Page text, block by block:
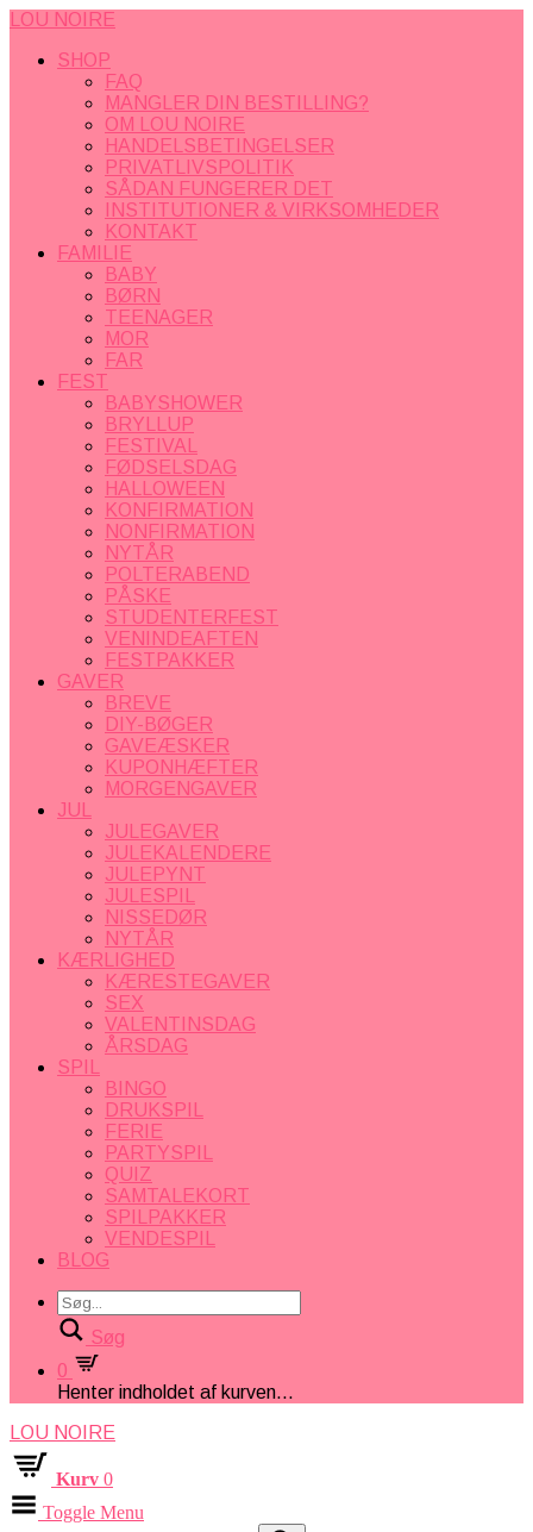
LOU NOIRE
SHOP
FAQ
MANGLER DIN BESTILLING?
OM LOU NOIRE
HANDELSBETINGELSER
PRIVATLIVSPOLITIK
SÅDAN FUNGERER DET
INSTITUTIONER & VIRKSOMHEDER
KONTAKT
FAMILIE
BABY
BØRN
TEENAGER
MOR
FAR
FEST
BABYSHOWER
BRYLLUP
FESTIVAL
FØDSELSDAG
HALLOWEEN
KONFIRMATION
NONFIRMATION
NYTÅR
POLTERABEND
PÅSKE
STUDENTERFEST
VENINDEAFTEN
FESTPAKKER
GAVER
BREVE
DIY-BØGER
GAVEÆSKER
KUPONHÆFTER
MORGENGAVER
JUL
JULEGAVER
JULEKALENDERE
JULEPYNT
JULESPIL
NISSEDØR
NYTÅR
KÆRLIGHED
KÆRESTEGAVER
SEX
VALENTINSDAG
ÅRSDAG
SPIL
BINGO
DRUKSPIL
FERIE
PARTYSPIL
QUIZ
SAMTALEKORT
SPILPAKKER
VENDESPIL
BLOG
Søg
0
Henter indholdet af kurven...
LOU NOIRE
Kurv 0
Toggle Menu